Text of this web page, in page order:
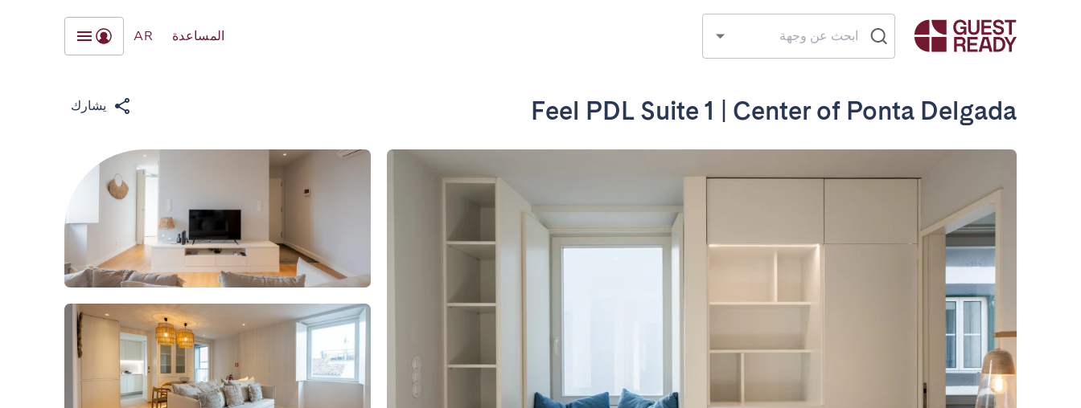
المساعدة AR
Feel PDL Suite 1 | Center of Ponta Delgada يشارك